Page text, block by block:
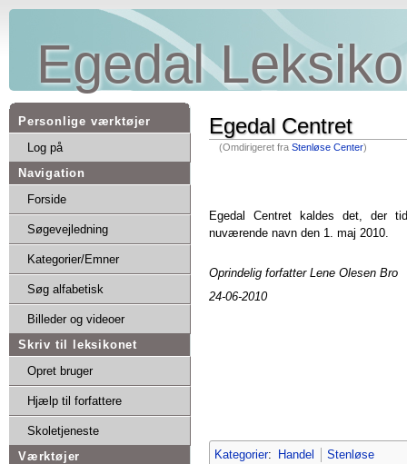
Egedal
Personlige værktøjer
Log på
Navigation
Forside
Søgevejledning
Kategorier/Emner
Søg alfabetisk
Billeder og videoer
Skriv til leksikonet
Opret bruger
Hjælp til forfattere
Skoletjeneste
Værktøjer
Egedal Centret
(Omdirigeret fra Stenløse Center)
Egedal Centret kaldes det, der
nuværende navn den 1. maj 2010.
Oprindelig forfatter Lene Olesen Bro
24-06-2010
Kategorier: Handel Stenløse